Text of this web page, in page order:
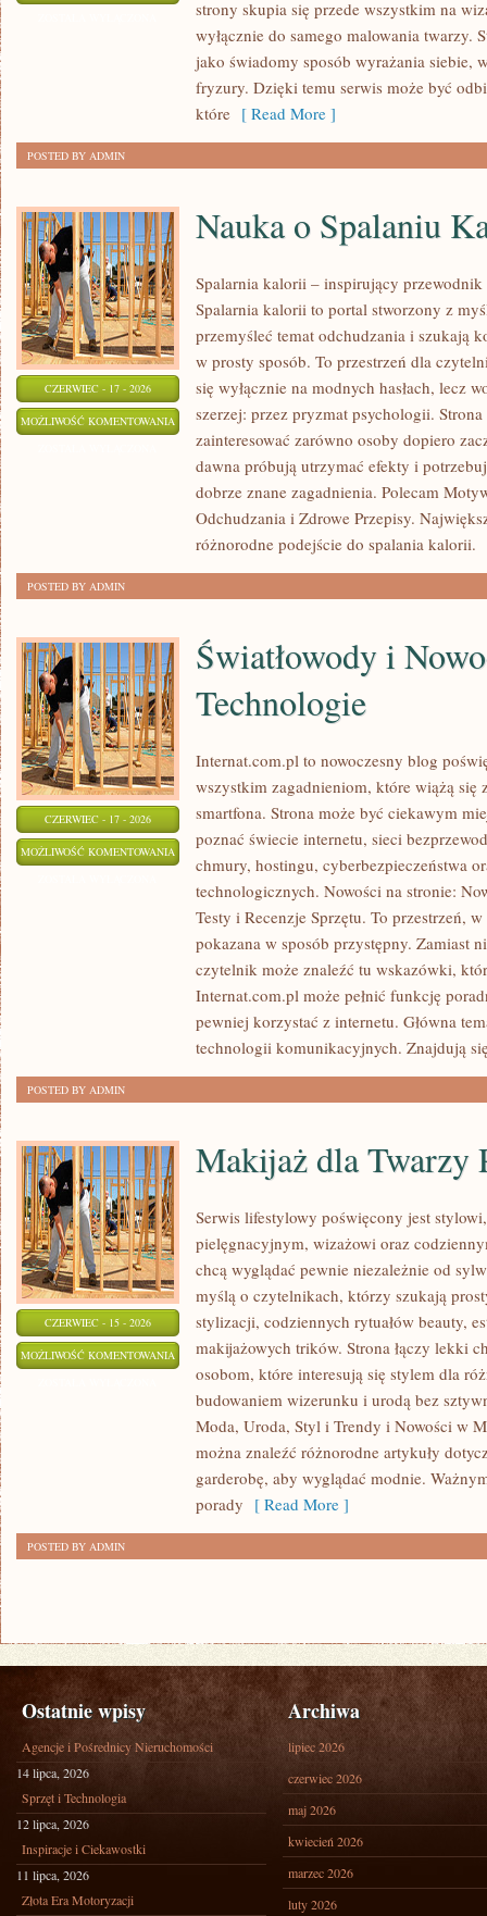
FRYZUR
strony skupia się przede wszystkim na
wyłącznie do samego malowania twarzy.
jako świadomy sposób wyrażania siebie,
fryzury. Dzięki temu serwis może być
które [ Read More ]
POSTED BY ADMIN
CZERWIEC - 17 - 2026
MOŻLIWOŚĆ KOMENTOWANIA NAUKA
SPALANIU
KALORII
Nauka o Spalaniu
Spalarnia kalorii – inspirujący przewodnik
Spalarnia kalorii to portal stworzony z
przemyśleć temat odchudzania i szukają
w prosty sposób. To przestrzeń dla
się wyłącznie na modnych hasłach, lecz
szerzej: przez pryzmat psychologii.
zainteresować zarówno osoby dopiero
dawna próbują utrzymać efekty i
dobrze znane zagadnienia. Polecam
Odchudzania i Zdrowe Przepisy.
różnorodne podejście do spalania kalorii.
POSTED BY ADMIN
CZERWIEC - 17 - 2026
MOŻLIWOŚĆ KOMENTOWANIA ŚWIATŁOWODY
TECHNOLOGIE
Światłowody i
Technologie
Internat.com.pl to nowoczesny blog
wszystkim zagadnieniom, które wiążą się
smartfona. Strona może być ciekawym
poznać świecie internetu, sieci
chmury, hostingu, cyberbezpieczeństwa
technologicznych. Nowości na stronie:
Testy i Recenzje Sprzętu. To przestrzeń,
pokazana w sposób przystępny. Zamiast
czytelnik może znaleźć tu wskazówki,
Internat.com.pl może pełnić funkcję
pewniej korzystać z internetu. Główna
technologii komunikacyjnych. Znajdują
POSTED BY ADMIN
CZERWIEC - 15 - 2026
MOŻLIWOŚĆ KOMENTOWANIA MAKIJAŻ
TWARZY
PLUS
SIZE
Makijaż dla Twarzy
Serwis lifestylowy poświęcony jest
pielęgnacyjnym, wizażowi oraz
chcą wyglądać pewnie niezależnie od
myślą o czytelnikach, którzy szukają
stylizacji, codziennych rytuałów beauty,
makijażowych trików. Strona łączy lekki
osobom, które interesują się stylem dla
budowaniem wizerunku i urodą bez
Moda, Uroda, Styl i Trendy i Nowości w
można znaleźć różnorodne artykuły
garderobę, aby wyglądać modnie.
porady [ Read More ]
POSTED BY ADMIN
Ostatnie wpisy
Agencje i Pośrednicy Nieruchomości
14 lipca, 2026
Sprzęt i Technologia
12 lipca, 2026
Inspiracje i Ciekawostki
11 lipca, 2026
Złota Era Motoryzacji
Archiwa
lipiec 2026
czerwiec 2026
maj 2026
kwiecień 2026
marzec 2026
luty 2026